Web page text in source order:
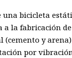
bicicleta
la fabricación
y
por